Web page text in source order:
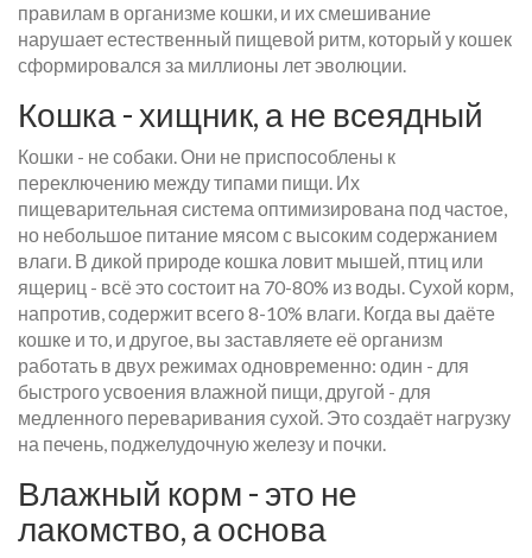
правилам в организме кошки, и их смешивание
нарушает естественный пищевой ритм, который у кошек
сформировался за миллионы лет эволюции.
Кошка - хищник, а не всеядный
Кошки - не собаки. Они не приспособлены к
переключению между типами пищи. Их
пищеварительная система оптимизирована под частое,
но небольшое питание мясом с высоким содержанием
влаги. В дикой природе кошка ловит мышей, птиц или
ящериц - всё это состоит на 70-80% из воды. Сухой корм,
напротив, содержит всего 8-10% влаги. Когда вы даёте
кошке и то, и другое, вы заставляете её организм
работать в двух режимах одновременно: один - для
быстрого усвоения влажной пищи, другой - для
медленного переваривания сухой. Это создаёт нагрузку
на печень, поджелудочную железу и почки.
Влажный корм - это не
лакомство, а основа